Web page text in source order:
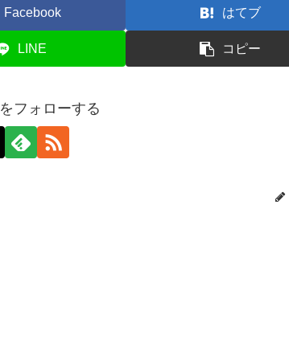
Facebook はてブ
LINE コピー
フォローする